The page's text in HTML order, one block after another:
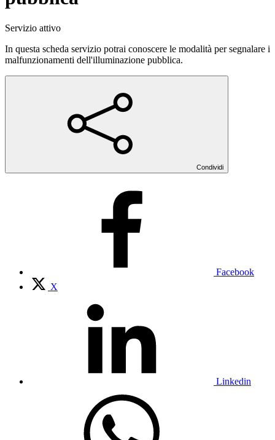
Servizio attivo
In questa scheda servizio potrai conoscere le modalità per segnalare i
malfunzionamenti dell'illuminazione pubblica.
Condividi
Facebook
X
Linkedin